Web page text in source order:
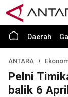
Daerah
ANTARA
Pelni
balik 6